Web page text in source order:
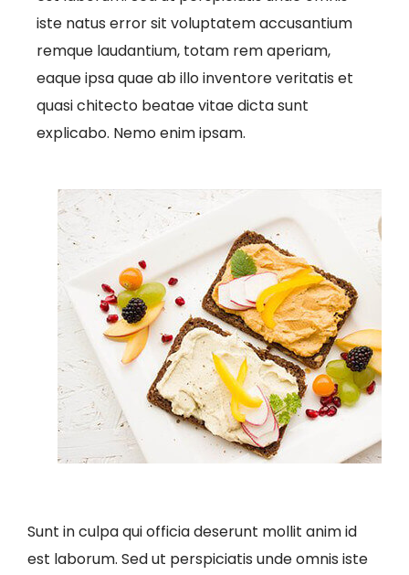
iste natus error sit voluptatem accusantium
remque laudantium, totam rem aperiam,
eaque ipsa quae ab illo inventore veritatis et
quasi chitecto beatae vitae dicta sunt
explicabo. Nemo enim ipsam.
Sunt in culpa qui officia deserunt mollit anim id
est laborum. Sed ut perspiciatis unde omnis iste